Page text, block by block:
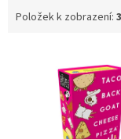
Položek k zobrazení: